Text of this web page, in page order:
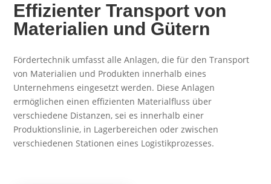
Effizienter Transport von
Materialien und Gütern
Fördertechnik umfasst alle Anlagen, die für den Transport
von Materialien und Produkten innerhalb eines
Unternehmens eingesetzt werden. Diese Anlagen
ermöglichen einen effizienten Materialfluss über
verschiedene Distanzen, sei es innerhalb einer
Produktionslinie, in Lagerbereichen oder zwischen
verschiedenen Stationen eines Logistikprozesses.